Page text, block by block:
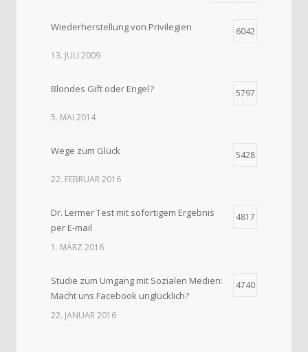
Wiederherstellung von Privilegien 6042
13. JULI 2009
Blondes Gift oder Engel ? 5797
5. MAI 2014
Wege zum Glück 5428
22. FEBRUAR 2016
Dr. Lermer Test mit sofortigem Ergebnis
per E-mail
4817
1. MÄRZ 2016
Studie zum Umgang mit Sozialen Medien:
Macht uns Facebook unglücklich?
4740
22. JANUAR 2016